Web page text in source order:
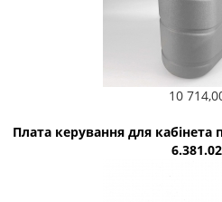
10
Плата керування для